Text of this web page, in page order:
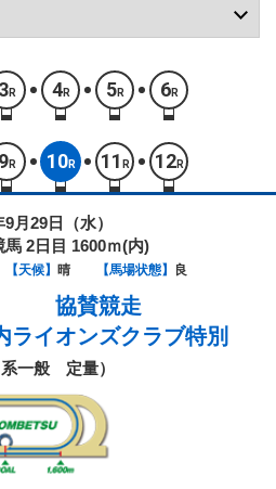
3R 4R 5R 6R
9R 10R 11 R 12R
月29日（水）
馬 2日目 1600ｍ(内)
【天候】 晴 【馬場状態】 良
協賛競走
ライオンズクラブ特別
系一般 定量）